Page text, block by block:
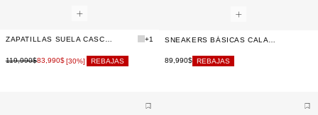
ZAPATILLAS SUELA CASCO DETALLE PUNTERA +1
119,990$83,990$[30%] REBAJAS
SNEAKERS BÁSICAS CALAVERA
89,990$ REBAJAS